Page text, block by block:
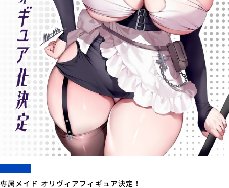
専属メイド オリヴィアフィギュア決定！